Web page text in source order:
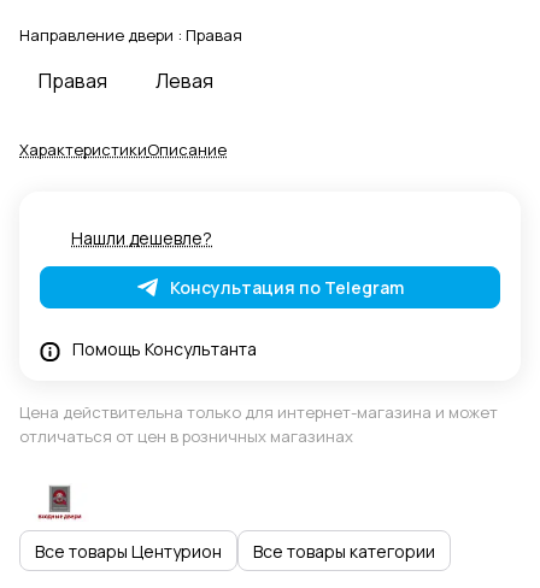
Направление двери : Правая
Правая Левая
ХарактеристикиОписание
Нашли дешевле?
Консультация по Telegram
Помощь Консультанта
Цена действительна только для интернет-магазина и может
отличаться от цен в розничных магазинах
Все товары Центурион Все товары категории